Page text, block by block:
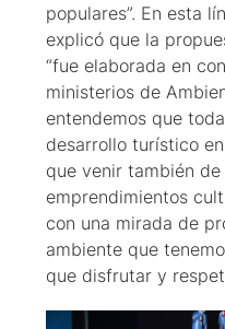
populares”. En esta
explicó que la
“fue elaborada en
ministerios de
entendemos que
desarrollo turístico
que venir también
emprendimientos
con una mirada de
ambiente que
que disfrutar y